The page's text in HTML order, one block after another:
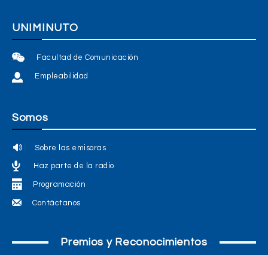
UNIMINUTO
Facultad de Comunicación
Empleabilidad
Somos
Sobre las emisoras
Haz parte de la radio
Programación
Contáctanos
Premios y Reconocimientos